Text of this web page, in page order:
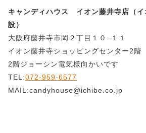
キャンディハウス イオン藤井寺店（イ
設）
大阪府藤井寺市岡２丁目１０−１１
イオン藤井寺ショッピングセンター2
2階ジョーシン電気様向かいです
TEL:072-959-6577
MAIL:candyhouse@ichibe.co.jp